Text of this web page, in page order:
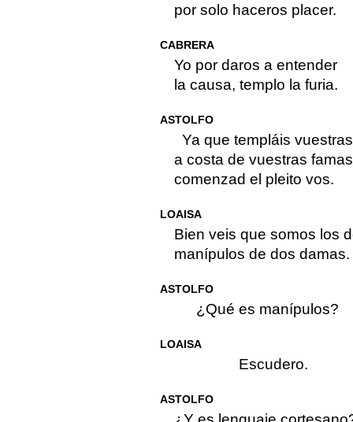
por solo haceros placer.
CABRERA
Yo por daros a entender
la causa, templo la furia.
ASTOLFO
Ya que templáis
a costa de vuestras
comenzad el pleito vos.
LOAISA
Bien veis que somos los
manípulos de dos damas.
ASTOLFO
¿Qué es manípulos?
LOAISA
Escudero.
ASTOLFO